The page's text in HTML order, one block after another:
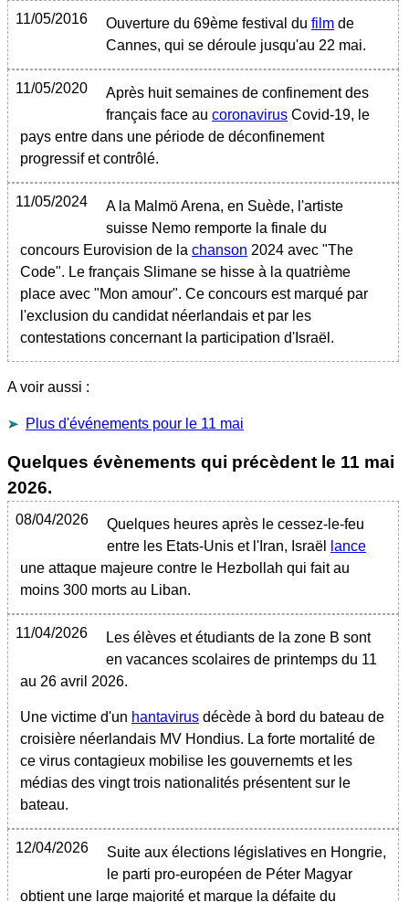
11/05/2016 Ouverture du 69ème festival du film de
Cannes, qui se déroule jusqu'au 22 mai.
11/05/2020
Après huit semaines de confinement des
français face au coronavirus Covid-19, le
pays entre dans une période de déconfinement
progressif et contrôlé.
11/05/2024
A la Malmö Arena, en Suède, l'artiste
suisse Nemo remporte la finale du
concours Eurovision de la chanson 2024 avec "The
Code". Le français Slimane se hisse à la quatrième
place avec "Mon amour". Ce concours est marqué par
l'exclusion du candidat néerlandais et par les
contestations concernant la participation d'Israël.
A voir aussi :
Plus d'événements pour le 11 mai
Quelques évènements qui précèdent le 11 mai
2026.
08/04/2026
Quelques heures après le cessez-le-feu
entre les Etats-Unis et l'Iran, Israël
lance
une attaque majeure contre le Hezbollah qui fait au
moins 300 morts au Liban.
11/04/2026
Les élèves et étudiants de la zone B sont
en vacances scolaires de printemps du 11
au 26 avril 2026.
Une victime d'un hantavirus décède à bord du bateau de
croisière néerlandais MV Hondius. La forte mortalité de
ce virus contagieux mobilise les gouvernemts et les
médias des vingt trois nationalités présentent sur le
bateau.
12/04/2026
Suite aux élections législatives en Hongrie,
le parti pro-européen de Péter Magyar
obtient une large majorité et marque la défaite du